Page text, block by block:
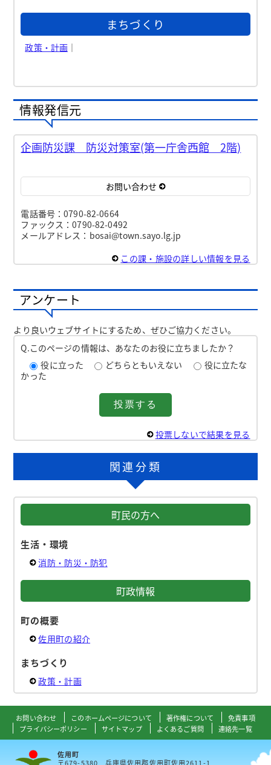
まちづくり
政策・計画 ｜
情報発信元
企画防災課 防災対策室(第一庁舎西館 2階)
お問い合わせ
電話番号：0790-82-0664
ファックス：0790-82-0492
メールアドレス：bosai@town.sayo.lg.jp
この課・施設の詳しい情報を見る
アンケート
より良いウェブサイトにするため、ぜひご協力ください。
Q.このページの情報は、あなたのお役に立ちましたか？
役に立った
どちらともいえない
役に立たな
かった
投票しないで結果を見る
関連分類
町民の方へ
生活・環境
消防・防災・防犯
町政情報
町の概要
佐用町の紹介
まちづくり
政策・計画
お問い合わせ このホームページについて 著作権について
免責事項
プライバシーポリシー
サイトマップ よくあるご質問 連絡先一覧
佐用町
〒679-5380 兵庫県佐用郡佐用町佐用2611-1